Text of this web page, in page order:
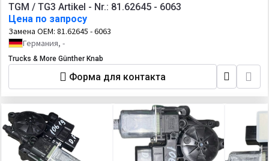
TGM / TG3 Artikel - Nr.: 81.62645 - 6063
Цена по запросу
Замена OEM: 81.62645 - 6063
Германия, -
Trucks & More Günther Knab
Форма для контакта